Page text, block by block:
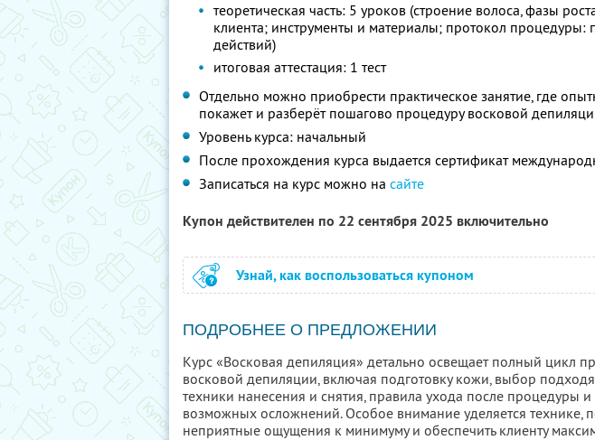
теоретическая часть: 5 уроков (строение волоса, фазы
клиента; инструменты и материалы; протокол процедуры:
действий)
итоговая аттестация: 1 тест
Отдельно можно приобрести практическое занятие, где
покажет и разберёт пошагово процедуру восковой
Уровень курса: начальный
После прохождения курса выдается сертификат
Записаться на курс можно на сайте
Купон действителен по 22 сентября 2025 включительно
Узнай, как воспользоваться купоном
ПОДРОБНЕЕ О ПРЕДЛОЖЕНИИ
Курс «Восковая депиляция» детально освещает полный цикл
восковой депиляции, включая подготовку кожи, выбор
техники нанесения и снятия, правила ухода после процедуры
возможных осложнений. Особое внимание уделяется технике,
неприятные ощущения к минимуму и обеспечить клиенту